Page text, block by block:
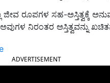
ರೂಪಗಳ ಸಹ-ಅಸ್ತಿತ್ವಕ್ಕೆ
ನಿರಂತರ ಅಸ್ತಿತ್ವವನ್ನು